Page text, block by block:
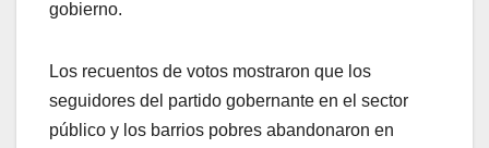
gobierno.
Los recuentos de votos mostraron que los
seguidores del partido gobernante en el sector
público y los barrios pobres abandonaron en